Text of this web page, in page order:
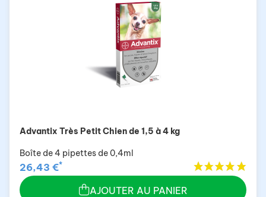
Advantix Très Petit Chien de 1,5 à 4 kg
Boîte de 4 pipettes de 0,4ml
26,43 €*
AJOUTER AU PANIER